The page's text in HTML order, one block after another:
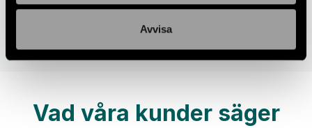
Avvisa
dig. Bara att värma och njuta!
Vad våra kunder säger